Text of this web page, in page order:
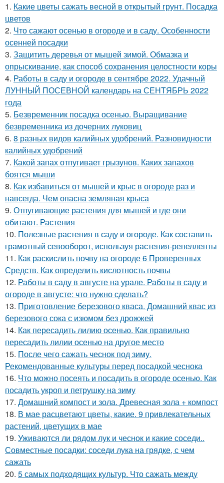
1. Какие цветы сажать весной в открытый грунт. Посадка
цветов
2. Что сажают осенью в огороде и в саду. Особенности
осенней посадки
3. Защитить деревья от мышей зимой. Обмазка и
опрыскивание, как способ сохранения целостности коры
4. Работы в саду и огороде в сентябре 2022. Удачный
ЛУННЫЙ ПОСЕВНОЙ календарь на СЕНТЯБРЬ 2022
года
5. Безвременник посадка осенью. Выращивание
безвременника из дочерних луковиц
6. 8 разных видов калийных удобрений. Разновидности
калийных удобрений
7. Какой запах отпугивает грызунов. Каких запахов
боятся мыши
8. Как избавиться от мышей и крыс в огороде раз и
навсегда. Чем опасна земляная крыса
9. Отпугивающие растения для мышей и где они
обитают. Растения
10. Полезные растения в саду и огороде. Как составить
грамотный севооборот, используя растения-репелленты
11. Как раскислить почву на огороде 6 Проверенных
Средств. Как определить кислотность почвы
12. Работы в саду в августе на урале. Работы в саду и
огороде в августе: что нужно сделать?
13. Приготовление березового кваса. Домашний квас из
березового сока с изюмом без дрожжей
14. Как пересадить лилию осенью. Как правильно
пересадить лилии осенью на другое место
15. После чего сажать чеснок под зиму.
Рекомендованные культуры перед посадкой чеснока
16. Что можно посеять и посадить в огороде осенью. Как
посадить укроп и петрушку на зиму
17. Домашний компост и зола. Древесная зола + компост
18. В мае расцветают цветы, какие. 9 привлекательных
растений, цветущих в мае
19. Уживаются ли рядом лук и чеснок и какие соседи..
Совместные посадки: соседи лука на грядке, с чем
сажать
20. 5 самых подходящих культур. Что сажать между